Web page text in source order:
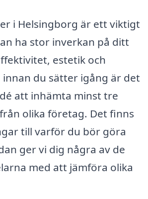
i Helsingborg är ett viktigt
ha stor inverkan på ditt
estetik och
du sätter igång är det
att in­hämta minst tre
olika företag. Det finns
till varför du bör göra
ger vi dig några av de
med att jämföra olika